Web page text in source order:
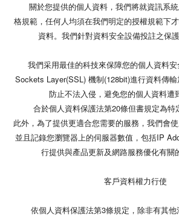
關於您提供的個人資料，我們將就資訊系統
格規範，任何人均須在我們明定的授權規範下
資料。我們針對資料安全設備投註之
我們采用最佳的科技來保障您的個人資料
Sockets Layer(SSL) 機制(128bit)進行資料傳
防止不法入侵，避免您的個人資料遭
合於個人資料保護法第20條但書規定為特
此外，為了提供更適合您需要的服務，我們會
並且記錄您瀏覽器上的伺服器數值，包括IP
行提供與產品更新及網路服務優化有關
客戶資料權力行使
依個人資料保護法第3條規定，除非有其他